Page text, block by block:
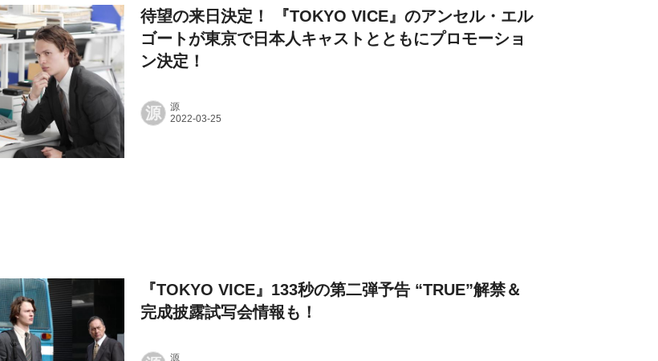
待望の来日決定！ 『TOKYO VICE』のアンセル・エル
ゴートが東京で日本人キャストとともにプロモーショ
ン決定！
源 源
『TOKYO VICE』133秒の第二弾予告 “TRUE”解禁＆
完成披露試写会情報も！
源